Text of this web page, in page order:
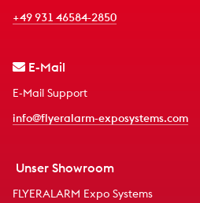
+49 931 46584-2850
E-Mail
E-Mail Support
info@flyeralarm-exposystems.com
Unser Showroom
FLYERALARM Expo Systems